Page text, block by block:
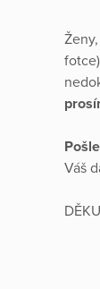
Váš